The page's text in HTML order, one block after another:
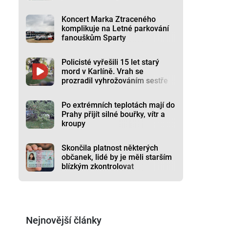
Koncert Marka Ztraceného
komplikuje na Letné parkování
fanouškům Sparty
Policisté vyřešili 15 let starý
mord v Karlíně. Vrah se
prozradil vyhrožováním sestře
Po extrémních teplotách mají do
Prahy přijít silné bouřky, vítr a
kroupy
Skončila platnost některých
občanek, lidé by je měli starším
blízkým zkontrolovat
Nejnovější články